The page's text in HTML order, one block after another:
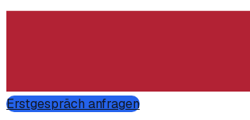
Erstgespräch anfragen